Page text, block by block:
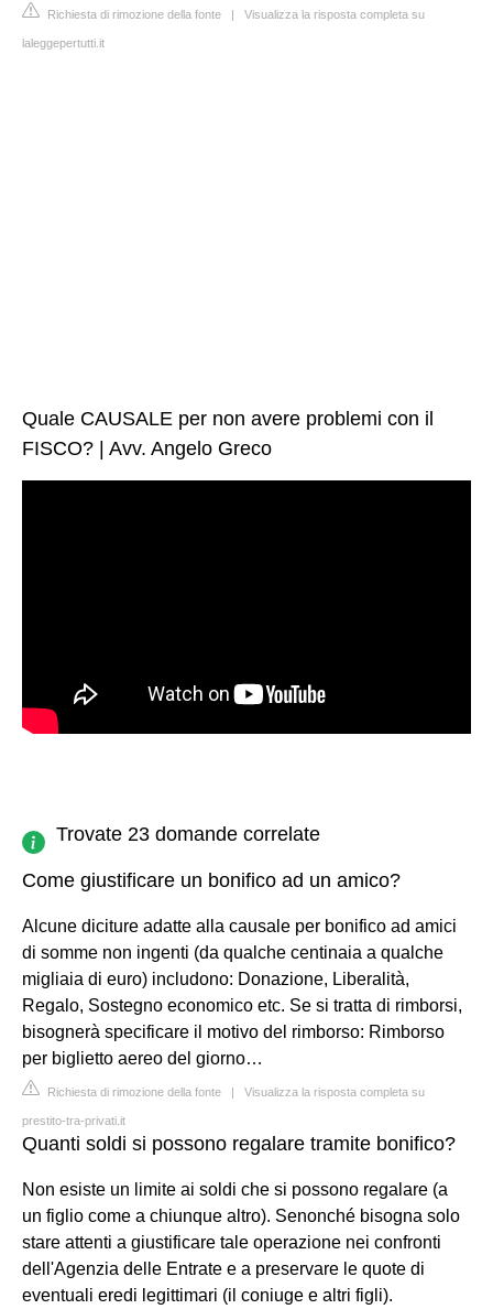
Richiesta di rimozione della fonte | Visualizza la risposta completa su
laleggepertutti.it
Quale CAUSALE per non avere problemi con il
FISCO? | Avv. Angelo Greco
Trovate 23 domande correlate
Come giustificare un bonifico ad un amico?
Alcune diciture adatte alla causale per bonifico ad amici
di somme non ingenti (da qualche centinaia a qualche
migliaia di euro) includono: Donazione, Liberalità,
Regalo, Sostegno economico etc. Se si tratta di rimborsi,
bisognerà specificare il motivo del rimborso: Rimborso
per biglietto aereo del giorno…
Richiesta di rimozione della fonte | Visualizza la risposta completa su
prestito-tra-privati.it
Quanti soldi si possono regalare tramite bonifico?
Non esiste un limite ai soldi che si possono regalare (a
un figlio come a chiunque altro). Senonché bisogna solo
stare attenti a giustificare tale operazione nei confronti
dell'Agenzia delle Entrate e a preservare le quote di
eventuali eredi legittimari (il coniuge e altri figli).